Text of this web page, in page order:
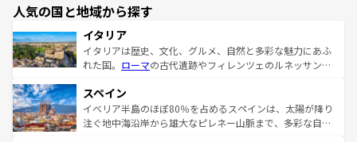
人気の国と地域から探す
イタリア
イタリアは歴史、文化、グルメ、自然と多彩な魅力にあふ
れた国。 ローマの古代遺跡やフィレンツェのルネッサンス
ろん、トスカーナの美しい田園風景やアマルフィ海岸の絶
景など、自然景観も見逃せない。観光の合間には、本場の
ピザやパスタなど、絶品のイタリア料理を堪能することも
スペイン
イベリア半島のほぼ80％を占めるスペインは、太陽が降り
注ぐ地中海沿岸から雄大なピレネー山脈まで、多彩な自然